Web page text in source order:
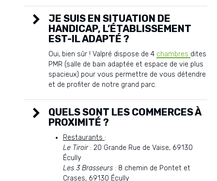
JE SUIS EN SITUATION DE
HANDICAP, L’ÉTABLISSEMENT
EST-IL ADAPTÉ ?
Oui, bien sûr ! Valpré dispose de 4 chambres dites
PMR (salle de bain adaptée et espace de vie plus
spacieux) pour vous permettre de vous détendre
et de profiter de notre grand parc.
QUELS SONT LES COMMERCES À
PROXIMITÉ ?
Restaurants :
Le Tiroir: 20 Grande Rue de Vaise, 69130
Écully
Les 3 Brasseurs : 8 chemin de Pontet et
Crases, 69130 Écully